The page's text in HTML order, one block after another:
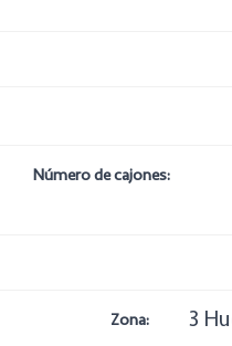
Número de cajones:
Zona: 3